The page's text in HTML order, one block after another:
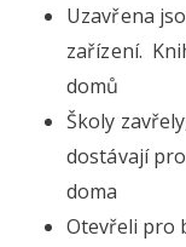
Uzavřena
zařízení.
domů
Školy
dostávají
doma
Otevřeli pro